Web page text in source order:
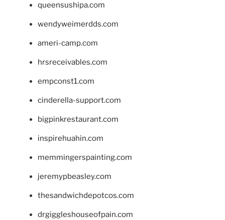
queensushipa.com
wendyweimerdds.com
ameri-camp.com
hrsreceivables.com
empconst1.com
cinderella-support.com
bigpinkrestaurant.com
inspirehuahin.com
memmingerspainting.com
jeremypbeasley.com
thesandwichdepotcos.com
drgiggleshouseofpain.com